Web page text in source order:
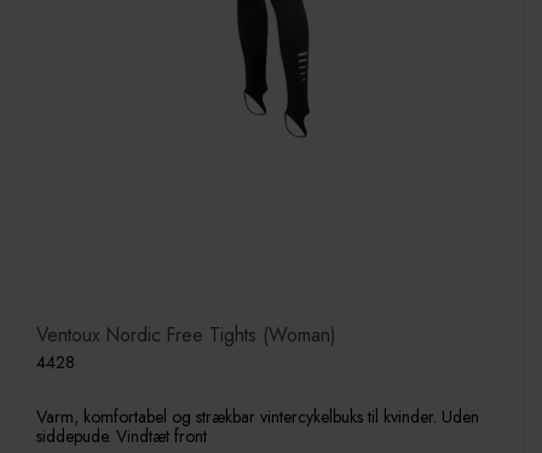
Ventoux Nordic Free Tights (Woman)
4428
Varm, komfortabel og strækbar vintercykelbuks til kvinder. Uden
siddepude. Vindtæt front